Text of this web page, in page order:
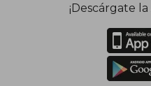
¡Descárgate